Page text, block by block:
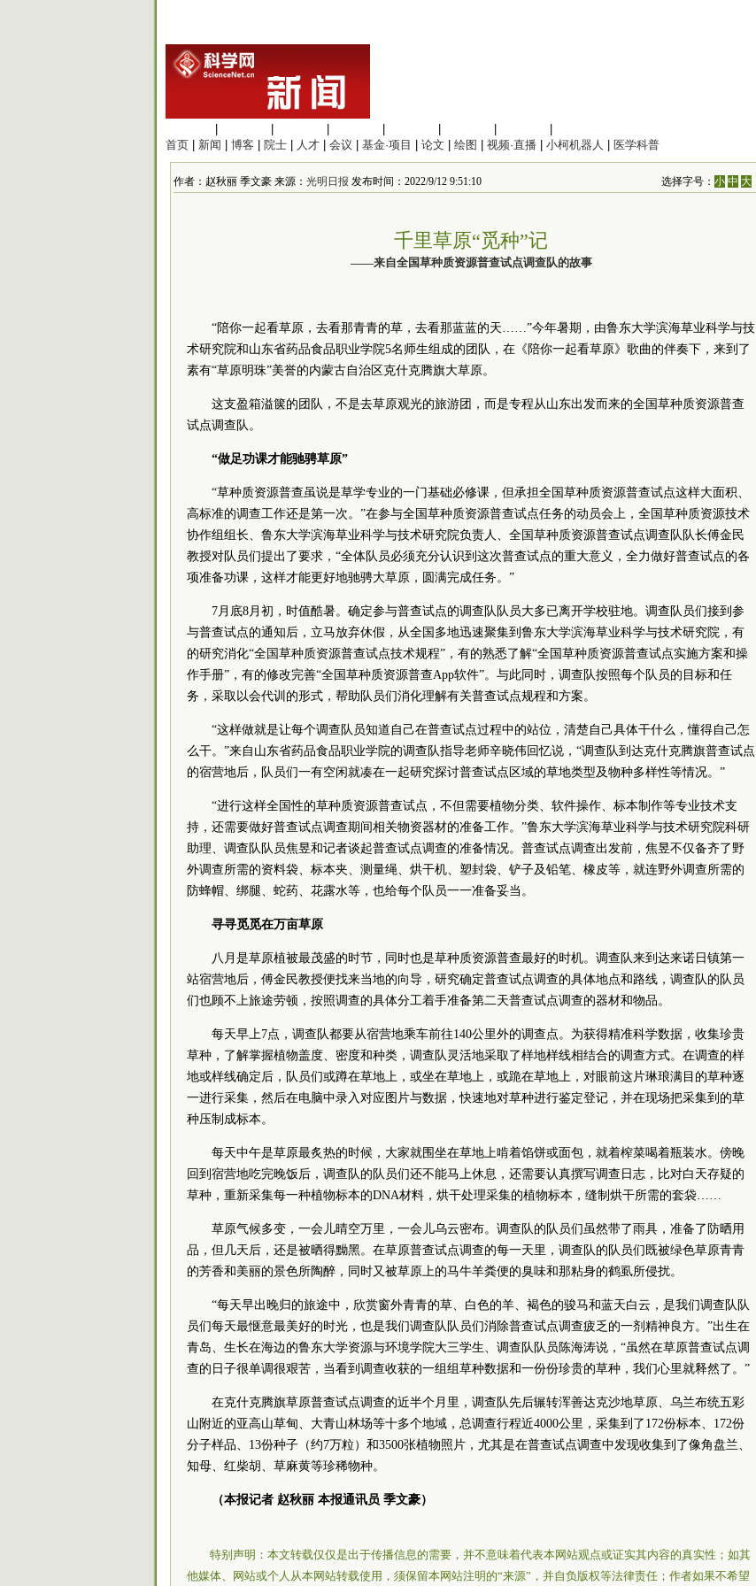
首页
新闻 博客 院士 人才 会议 基金·项目 论文 绘图 视频·直播 小柯机器人 医学科普
作者：赵秋丽 季文豪 来源： 光明日报 发布时间：2022/9/12 9:51:10 选择字号：小 中 大
千里草原“觅种”记
——来自全国草种质资源普查试点调查队的故事
“陪你一起看草原，去看那青青的草，去看那蓝蓝的天……”今年暑期，由鲁东大学滨海草业科学与技
术研究院和山东省药品食品职业学院5名师生组成的团队，在《陪你一起看草原》歌曲的伴奏下，来到了
素有“草原明珠”美誉的内蒙古自治区克什克腾旗大草原。
这支盈箱溢箧的团队，不是去草原观光的旅游团，而是专程从山东出发而来的全国草种质资源普查
试点调查队。
“做足功课才能驰骋草原”
“草种质资源普查虽说是草学专业的一门基础必修课，但承担全国草种质资源普查试点这样大面积、
高标准的调查工作还是第一次。”在参与全国草种质资源普查试点任务的动员会上，全国草种质资源技术
协作组组长、鲁东大学滨海草业科学与技术研究院负责人、全国草种质资源普查试点调查队队长傅金民
教授对队员们提出了要求，“全体队员必须充分认识到这次普查试点的重大意义，全力做好普查试点的各
项准备功课，这样才能更好地驰骋大草原，圆满完成任务。”
7月底8月初，时值酷暑。确定参与普查试点的调查队队员大多已离开学校驻地。调查队员们接到参
与普查试点的通知后，立马放弃休假，从全国多地迅速聚集到鲁东大学滨海草业科学与技术研究院，有
的研究消化“全国草种质资源普查试点技术规程”，有的熟悉了解“全国草种质资源普查试点实施方案和操
作手册”，有的修改完善“全国草种质资源普查App软件”。与此同时，调查队按照每个队员的目标和任
务，采取以会代训的形式，帮助队员们消化理解有关普查试点规程和方案。
“这样做就是让每个调查队员知道自己在普查试点过程中的站位，清楚自己具体干什么，懂得自己怎
么干。”来自山东省药品食品职业学院的调查队指导老师辛晓伟回忆说，“调查队到达克什克腾旗普查试点
的宿营地后，队员们一有空闲就凑在一起研究探讨普查试点区域的草地类型及物种多样性等情况。”
“进行这样全国性的草种质资源普查试点，不但需要植物分类、软件操作、标本制作等专业技术支
持，还需要做好普查试点调查期间相关物资器材的准备工作。”鲁东大学滨海草业科学与技术研究院科研
助理、调查队队员焦昱和记者谈起普查试点调查的准备情况。普查试点调查出发前，焦昱不仅备齐了野
外调查所需的资料袋、标本夹、测量绳、烘干机、塑封袋、铲子及铅笔、橡皮等，就连野外调查所需的
防蜂帽、绑腿、蛇药、花露水等，也给每个队员一一准备妥当。
寻寻觅觅在万亩草原
八月是草原植被最茂盛的时节，同时也是草种质资源普查最好的时机。调查队来到达来诺日镇第一
站宿营地后，傅金民教授便找来当地的向导，研究确定普查试点调查的具体地点和路线，调查队的队员
们也顾不上旅途劳顿，按照调查的具体分工着手准备第二天普查试点调查的器材和物品。
每天早上7点，调查队都要从宿营地乘车前往140公里外的调查点。为获得精准科学数据，收集珍贵
草种，了解掌握植物盖度、密度和种类，调查队灵活地采取了样地样线相结合的调查方式。在调查的样
地或样线确定后，队员们或蹲在草地上，或坐在草地上，或跪在草地上，对眼前这片琳琅满目的草种逐
一进行采集，然后在电脑中录入对应图片与数据，快速地对草种进行鉴定登记，并在现场把采集到的草
种压制成标本。
每天中午是草原最炙热的时候，大家就围坐在草地上啃着馅饼或面包，就着榨菜喝着瓶装水。傍晚
回到宿营地吃完晚饭后，调查队的队员们还不能马上休息，还需要认真撰写调查日志，比对白天存疑的
草种，重新采集每一种植物标本的DNA材料，烘干处理采集的植物标本，缝制烘干所需的套袋……
草原气候多变，一会儿晴空万里，一会儿乌云密布。调查队的队员们虽然带了雨具，准备了防晒用
品，但几天后，还是被晒得黝黑。在草原普查试点调查的每一天里，调查队的队员们既被绿色草原青青
的芳香和美丽的景色所陶醉，同时又被草原上的马牛羊粪便的臭味和那粘身的鹤虱所侵扰。
“每天早出晚归的旅途中，欣赏窗外青青的草、白色的羊、褐色的骏马和蓝天白云，是我们调查队队
员们每天最惬意最美好的时光，也是我们调查队队员们消除普查试点调查疲乏的一剂精神良方。”出生在
青岛、生长在海边的鲁东大学资源与环境学院大三学生、调查队队员陈海涛说，“虽然在草原普查试点调
查的日子很单调很艰苦，当看到调查收获的一组组草种数据和一份份珍贵的草种，我们心里就释然了。”
在克什克腾旗草原普查试点调查的近半个月里，调查队先后辗转浑善达克沙地草原、乌兰布统五彩
山附近的亚高山草甸、大青山林场等十多个地域，总调查行程近4000公里，采集到了172份标本、172份
分子样品、13份种子（约7万粒）和3500张植物照片，尤其是在普查试点调查中发现收集到了像角盘兰、
知母、红柴胡、草麻黄等珍稀物种。
（本报记者 赵秋丽 本报通讯员 季文豪）
特别声明：本文转载仅仅是出于传播信息的需要，并不意味着代表本网站观点或证实其内容的真实性；如其
他媒体、网站或个人从本网站转载使用，须保留本网站注明的“来源”，并自负版权等法律责任；作者如果不希望